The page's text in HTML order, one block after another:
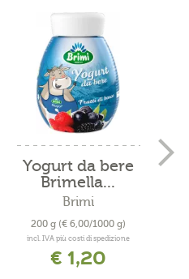
Yogurt da bere
Brimella...
Brimi
200 g (€ 6,00/1000 g)
incl. IVA più costi di spedizione
€ 1,20